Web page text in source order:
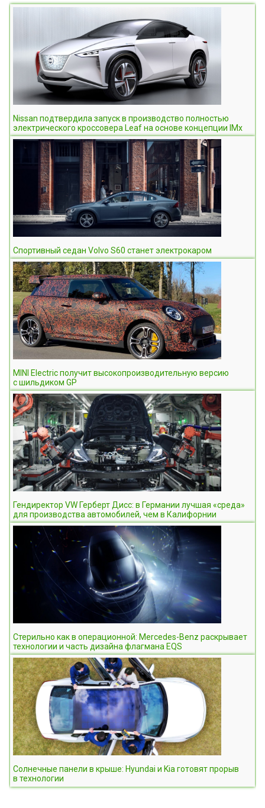
Nissan подтвердила запуск в производство полностью
электрического кроссовера Leaf на основе концепции IMx
Спортивный седан Volvo S60 станет электрокаром
MINI Electric получит высокопроизводительную версию
с шильдиком GP
Гендиректор VW Герберт Дисс: в Германии лучшая «среда»
для производства автомобилей, чем в Калифорнии
Cтерильно как в операционной: Mercedes-Benz раскрывает
технологии и часть дизайна флагмана EQS
Солнечные панели в крыше: Hyundai и Kia готовят прорыв
в технологии